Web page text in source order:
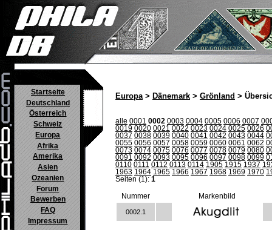
Startseite
Deutschland
Österreich
Schweiz
Europa
Afrika
Amerika
Asien
Ozeanien
Forum
Bewerben
FAQ
Impressum
Europa> Dänemark > Grönland >
alle 0001 0002 0003 0004 0005 0006 0007
0019 0020 0021 0022 0023 0024 0025 0026
0037 0038 0039 0040 0041 0042 0043 0044
0055 0056 0057 0058 0059 0060 0061 0062
0073 0074 0075 0076 0077 0078 0079 0080
0091 0092 0093 0095 0096 0097 0098 0099
0110 0111 0112 0113 0114 1905 1915 1937
1963 1964 1965 1966 1967 1968 1969 1970
Seiten (1): 1
Nummer Markenbild
0002.1